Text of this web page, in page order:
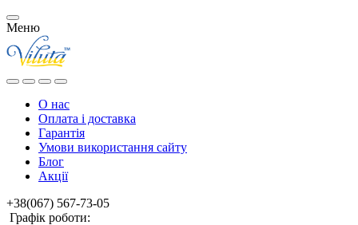
Меню
О нас
Оплата і доставка
Гарантія
Умови використання сайту
Блог
Акції
+38(067) 567-73-05
Графік роботи: